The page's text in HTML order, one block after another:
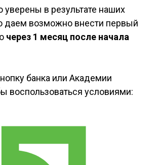
уверены в результате наших
даем возможно внести первый
через 1 месяц после начала
банка или Академии
воспользоваться условиями: